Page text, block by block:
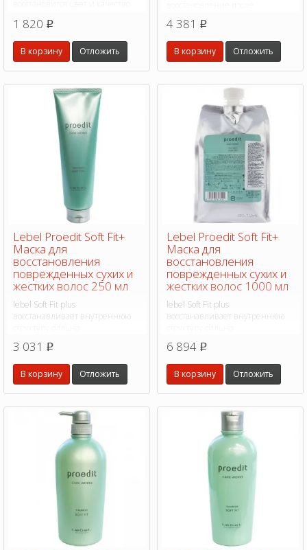
1 820 p
В корзину Отложить
облегчает процесс укладки,
придает идеальную гладкость и
блеск.
4 381 p
В корзину Отложить
Lebel Proedit Soft Fit+
Маска для
восстановления
поврежденных сухих и
жестких волос 250 мл
lebel Soft Fit plus
восстанавливает внутреннюю
волос и предотвращает их
ломкость.
3 031 p
В корзину Отложить
Lebel Proedit Soft Fit+
Маска для
восстановления
поврежденных сухих и
жестких волос 1000 мл
lebel Soft Fit plus
восстанавливает внутреннюю
волос и предотвращает их
ломкость.
6 894 p
В корзину Отложить